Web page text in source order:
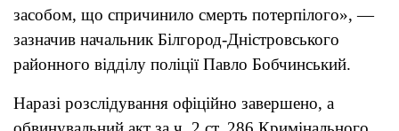
засобом, що спричинило смерть потерпілого», —
зазначив начальник Білгород-Дністровського
районного відділу поліції Павло Бобчинський.
Наразі розслідування офіційно завершено, а